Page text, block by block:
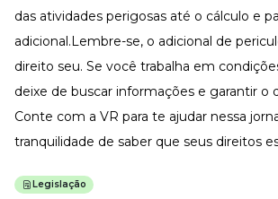
das atividades perigosas até o cálculo e
adicional.Lembre-se, o adicional de
direito seu. Se você trabalha em
deixe de buscar informações e garantir o
Conte com a VR para te ajudar nessa
tranquilidade de saber que seus direitos
Legislação